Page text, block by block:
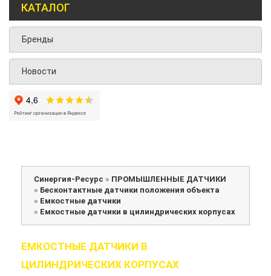
КАТАЛОГ
Бренды
Новости
Синергия-Ресурс » ПРОМЫШЛЕННЫЕ ДАТЧИКИ
» Бесконтактные датчики положения объекта
» Емкостные датчики
» Емкостные датчики в цилиндрических корпусах
ЕМКОСТНЫЕ ДАТЧИКИ В
ЦИЛИНДРИЧЕСКИХ КОРПУСАХ